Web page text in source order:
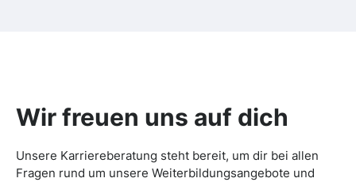
Wir freuen uns auf dich
Unsere Karriereberatung steht bereit, um dir bei allen
Fragen rund um unsere Weiterbildungsangebote und